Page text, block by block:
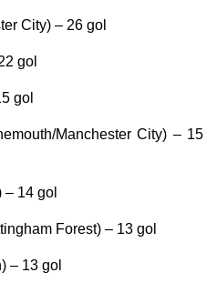
City) – 26 gol
gol
gol
Manchester City) – 15
14 gol
Forest) – 13 gol
– 13 gol